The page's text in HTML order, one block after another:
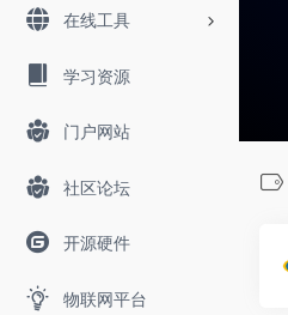
在线工具
学习资源
门户网站
社区论坛
开源硬件
物联网平台